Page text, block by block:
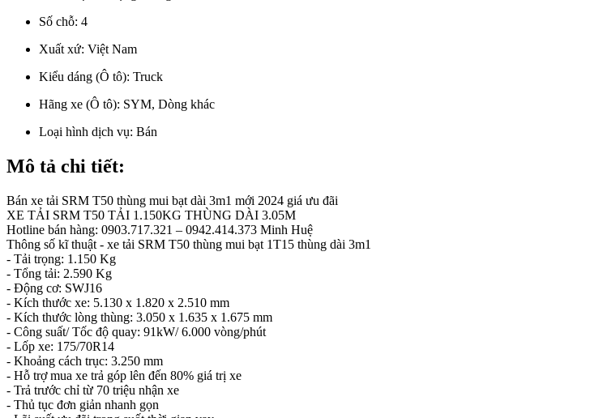
Số chỗ: 4
Xuất xứ: Việt Nam
Kiểu dáng (Ô tô): Truck
Hãng xe (Ô tô): SYM, Dòng khác
Loại hình dịch vụ: Bán
Mô tả chi tiết:
Bán xe tải SRM T50 thùng mui bạt dài 3m1 mới 2024 giá ưu đãi
XE TẢI SRM T50 TẢI 1.150KG THÙNG DÀI 3.05M
Hotline bán hàng: 0903.717.321 – 0942.414.373 Minh Huệ
Thông số kĩ thuật - xe tải SRM T50 thùng mui bạt 1T15 thùng dài 3m1
- Tải trọng: 1.150 Kg
- Tổng tải: 2.590 Kg
- Động cơ: SWJ16
- Kích thước xe: 5.130 x 1.820 x 2.510 mm
- Kích thước lòng thùng: 3.050 x 1.635 x 1.675 mm
- Công suất/ Tốc độ quay: 91kW/ 6.000 vòng/phút
- Lốp xe: 175/70R14
- Khoảng cách trục: 3.250 mm
- Hỗ trợ mua xe trả góp lên đến 80% giá trị xe
- Trả trước chỉ từ 70 triệu nhận xe
- Thủ tục đơn giản nhanh gọn